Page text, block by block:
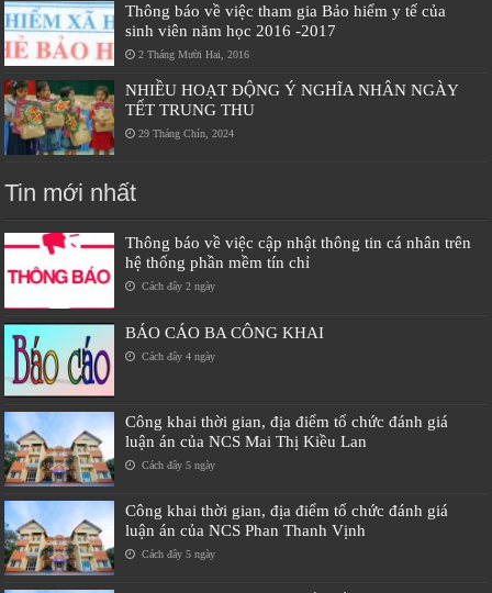
Thông báo về việc tham gia Bảo hiểm y tế của
sinh viên năm học 2016 -2017
2 Tháng Mười Hai, 2016
NHIỀU HOẠT ĐỘNG Ý NGHĨA NHÂN NGÀY
TẾT TRUNG THU
29 Tháng Chín, 2024
Tin mới nhất
Thông báo về việc cập nhật thông tin cá nhân trên
hệ thống phần mềm tín chỉ
Cách đây 2 ngày
BÁO CÁO BA CÔNG KHAI
Cách đây 4 ngày
Công khai thời gian, địa điểm tổ chức đánh giá
luận án của NCS Mai Thị Kiều Lan
Cách đây 5 ngày
Công khai thời gian, địa điểm tổ chức đánh giá
luận án của NCS Phan Thanh Vịnh
Cách đây 5 ngày